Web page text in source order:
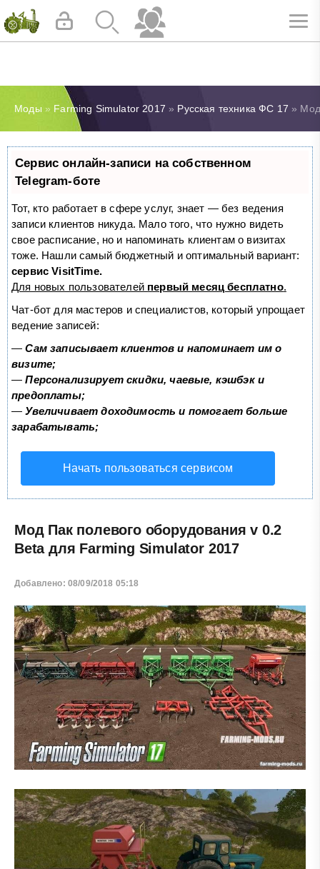
Моды » Farming Simulator 2017 » Русская техника ФС 17 »
Сервис онлайн-записи на собственном
Telegram-боте
Тот, кто работает в сфере услуг, знает — без ведения
записи клиентов никуда. Мало того, что нужно видеть
свое расписание, но и напоминать клиентам о визитах
тоже. Нашли самый бюджетный и оптимальный вариант:
сервис VisitTime.
Для новых пользователей первый месяц бесплатно.
Чат-бот для мастеров и специалистов, который упрощает
ведение записей:
—Сам записывает клиентов и напоминает им о
визите;
—Персонализирует скидки, чаевые, кэшбэк и
предоплаты;
—Увеличивает доходимость и помогает больше
зарабатывать;
Начать пользоваться сервисом
Мод Пак полевого оборудования v 0.2
Beta для Farming Simulator 2017
Добавлено: 08/09/2018 05:18